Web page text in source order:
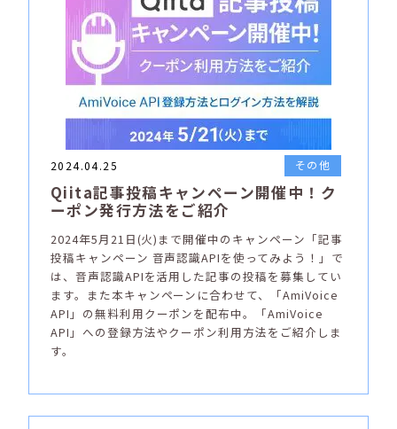
2024.04.25 その他
Qiita記事投稿キャンペーン開催中！ク
ーポン発行方法をご紹介
2024年5月21日(火)まで開催中のキャンペーン「記事
投稿キャンペーン 音声認識APIを使ってみよう！」で
は、音声認識APIを活用した記事の投稿を募集してい
ます。また本キャンペーンに合わせて、「AmiVoice
API」の無料利用クーポンを配布中。「AmiVoice
API」への登録方法やクーポン利用方法をご紹介しま
す。